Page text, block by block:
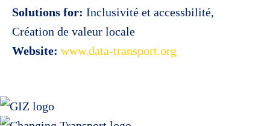
Solutions for: Inclusivité et accessbilité,
Création de valeur locale
Website: www.data-transport.org